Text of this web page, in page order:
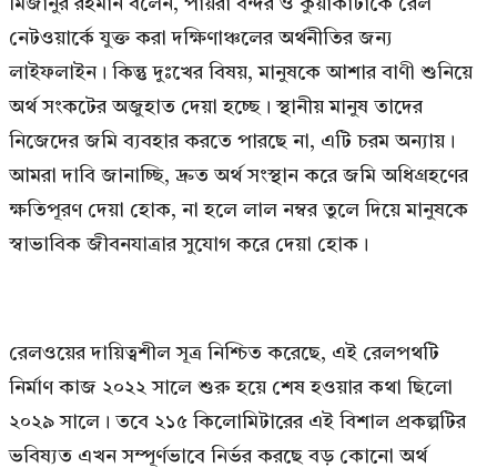
মিজানুর রহমান বলেন, পায়রা বন্দর ও কুয়াকাটাকে রেল
নেটওয়ার্কে যুক্ত করা দক্ষিণাঞ্চলের অর্থনীতির জন্য
লাইফলাইন। কিন্তু দুঃখের বিষয়, মানুষকে আশার বাণী শুনিয়ে
অর্থ সংকটের অজুহাত দেয়া হচ্ছে। স্থানীয় মানুষ তাদের
নিজেদের জমি ব্যবহার করতে পারছে না, এটি চরম অন্যায়।
আমরা দাবি জানাচ্ছি, দ্রুত অর্থ সংস্থান করে জমি অধিগ্রহণের
ক্ষতিপূরণ দেয়া হোক, না হলে লাল নম্বর তুলে দিয়ে মানুষকে
স্বাভাবিক জীবনযাত্রার সুযোগ করে দেয়া হোক।
রেলওয়ের দায়িত্বশীল সূত্র নিশ্চিত করেছে, এই রেলপথটি
নির্মাণ কাজ ২০২২ সালে শুরু হয়ে শেষ হওয়ার কথা ছিলো
২০২৯ সালে। তবে ২১৫ কিলোমিটারের এই বিশাল প্রকল্পটির
ভবিষ্যত এখন সম্পূর্ণভাবে নির্ভর করছে বড় কোনো অর্থ